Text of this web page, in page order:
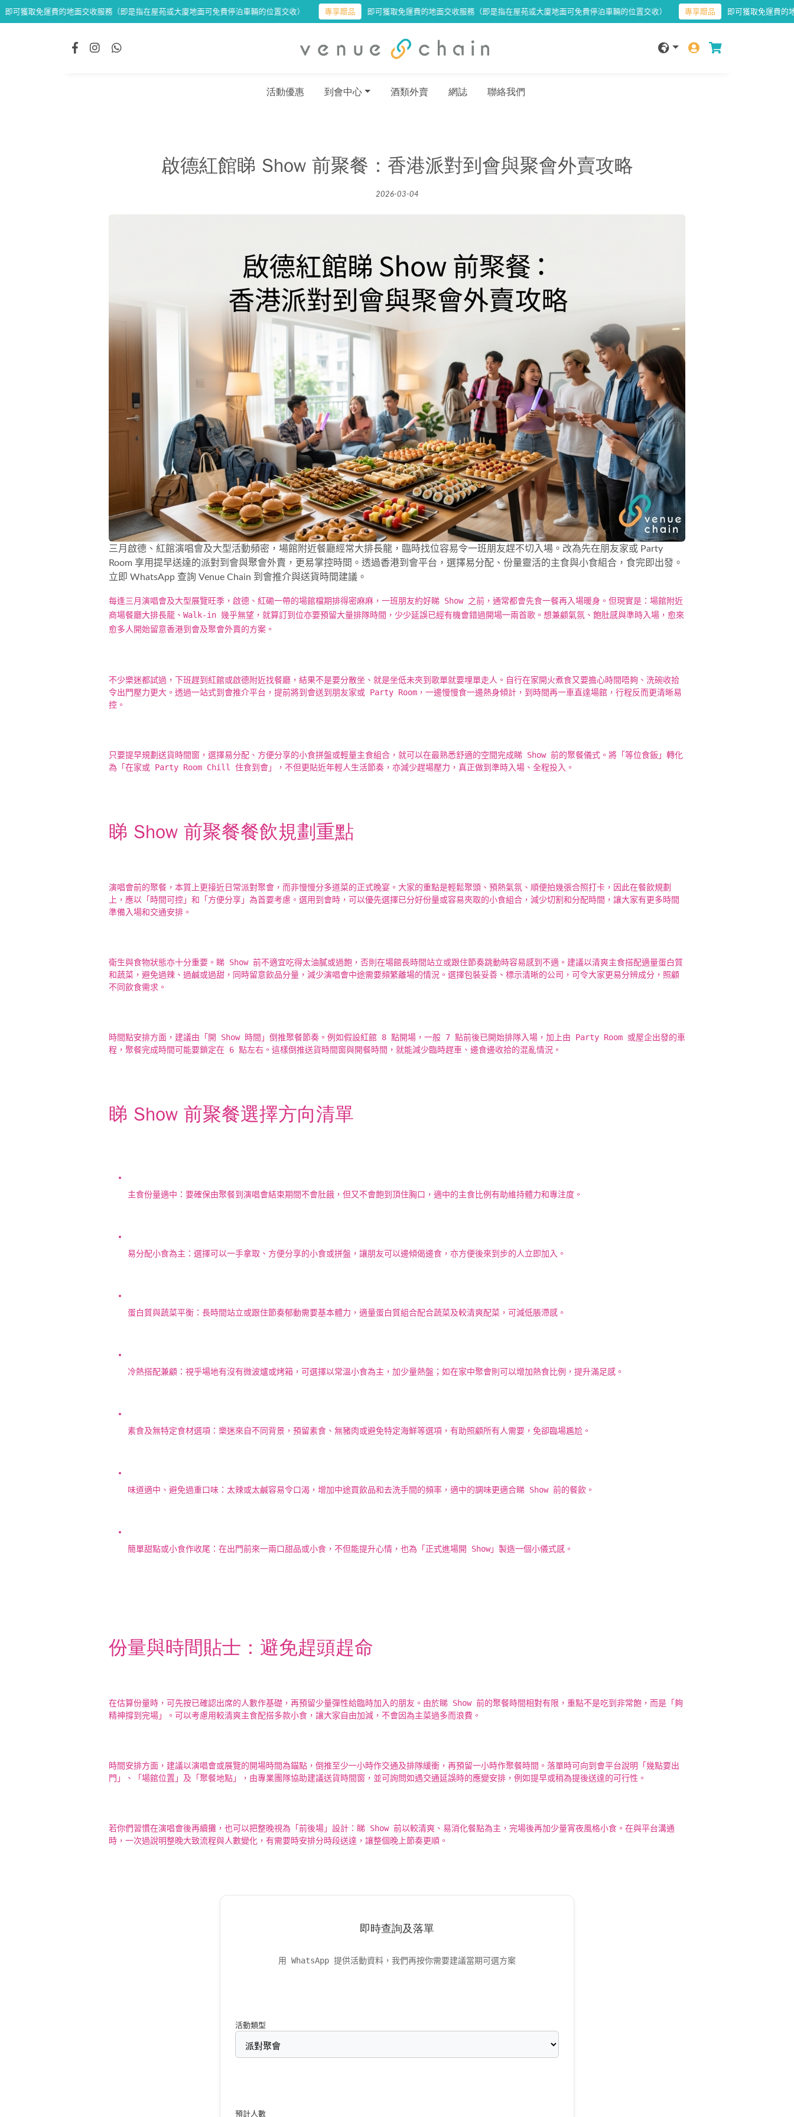
的地面交收服務（即是指在屋苑或大廈地面可免費停泊車輛的位置交收） 專享贈品 即可獲取免運費的地面交收服務（即是指在屋苑或大廈地面可免費停泊車輛的位置交收） 專享贈品 即可獲取免運費的地面交收服務
活動優惠 到會中心 酒類外賣 網誌 聯絡我們
啟德紅館睇 Show 前聚餐：香港派對到會與聚會外賣攻略
2026-03-04
三月啟德、紅館演唱會及大型活動頻密，場館附近餐廳經常大排長龍，臨時找位容易令一班朋友趕不切入場。改為先在朋友家或 Party
Room 享用提早送達的派對到會與聚會外賣，更易掌控時間。透過香港到會平台，選擇易分配、份量靈活的主食與小食組合，食完即出發。
立即 WhatsApp 查詢 Venue Chain 到會推介與送貨時間建議。
每逢三月演唱會及大型展覽旺季，啟德、紅磡一帶的場館檔期排得密麻麻，一班朋友約好睇 Show 之前，通常都會先食一餐再入場暖身。但現實是：場館附近
商場餐廳大排長龍、Walk-in 幾乎無望，就算訂到位亦要預留大量排隊時間，少少延誤已經有機會錯過開場一兩首歌。想兼顧氣氛、飽肚感與準時入場，愈來
愈多人開始留意香港到會及聚會外賣的方案。
不少樂迷都試過，下班趕到紅館或啟德附近找餐廳，結果不是要分散坐、就是坐低未夾到歌單就要埋單走人。自行在家開火煮食又要擔心時間唔夠、洗碗收拾
令出門壓力更大。透過一站式到會推介平台，提前將到會送到朋友家或 Party Room，一邊慢慢食一邊熱身傾計，到時間再一車直達場館，行程反而更清晰易
控。
只要提早規劃送貨時間窗，選擇易分配、方便分享的小食拼盤或輕量主食組合，就可以在最熟悉舒適的空間完成睇 Show 前的聚餐儀式。將「等位食飯」轉化
為「在家或 Party Room Chill 住食到會」，不但更貼近年輕人生活節奏，亦減少趕場壓力，真正做到準時入場、全程投入。
睇 Show 前聚餐餐飲規劃重點
演唱會前的聚餐，本質上更接近日常派對聚會，而非慢慢分多道菜的正式晚宴。大家的重點是輕鬆聚頭、預熱氣氛、順便拍幾張合照打卡，因此在餐飲規劃
上，應以「時間可控」和「方便分享」為首要考慮。選用到會時，可以優先選擇已分好份量或容易夾取的小食組合，減少切割和分配時間，讓大家有更多時間
準備入場和交通安排。
衛生與食物狀態亦十分重要。睇 Show 前不適宜吃得太油膩或過飽，否則在場館長時間站立或跟住節奏跳動時容易感到不適。建議以清爽主食搭配適量蛋白質
和蔬菜，避免過辣、過鹹或過甜，同時留意飲品分量，減少演唱會中途需要頻繁離場的情況。選擇包裝妥善、標示清晰的公司，可令大家更易分辨成分，照顧
不同飲食需求。
時間點安排方面，建議由「開 Show 時間」倒推聚餐節奏。例如假設紅館 8 點開場，一般 7 點前後已開始排隊入場，加上由 Party Room 或屋企出發的車
程，聚餐完成時間可能要鎖定在 6 點左右。這樣倒推送貨時間窗與開餐時間，就能減少臨時趕車、邊食邊收拾的混亂情況。
睇 Show 前聚餐選擇方向清單
主食份量適中：要確保由聚餐到演唱會結束期間不會肚餓，但又不會飽到頂住胸口，適中的主食比例有助維持體力和專注度。
易分配小食為主：選擇可以一手拿取、方便分享的小食或拼盤，讓朋友可以邊傾偈邊食，亦方便後來到步的人立即加入。
蛋白質與蔬菜平衡：長時間站立或跟住節奏郁動需要基本體力，適量蛋白質組合配合蔬菜及較清爽配菜，可減低脹滯感。
冷熱搭配兼顧：視乎場地有沒有微波爐或烤箱，可選擇以常溫小食為主，加少量熱盤；如在家中聚會則可以增加熱食比例，提升滿足感。
素食及無特定食材選項：樂迷來自不同背景，預留素食、無豬肉或避免特定海鮮等選項，有助照顧所有人需要，免卻臨場尷尬。
味道適中、避免過重口味：太辣或太鹹容易令口渴，增加中途買飲品和去洗手間的頻率，適中的調味更適合睇 Show 前的餐飲。
簡單甜點或小食作收尾：在出門前來一兩口甜品或小食，不但能提升心情，也為「正式進場開 Show」製造一個小儀式感。
份量與時間貼士：避免趕頭趕命
在估算份量時，可先按已確認出席的人數作基礎，再預留少量彈性給臨時加入的朋友。由於睇 Show 前的聚餐時間相對有限，重點不是吃到非常飽，而是「夠
精神撐到完場」。可以考慮用較清爽主食配搭多款小食，讓大家自由加減，不會因為主菜過多而浪費。
時間安排方面，建議以演唱會或展覽的開場時間為錨點，倒推至少一小時作交通及排隊緩衝，再預留一小時作聚餐時間。落單時可向到會平台說明「幾點要出
門」、「場館位置」及「聚餐地點」，由專業團隊協助建議送貨時間窗，並可詢問如遇交通延誤時的應變安排，例如提早或稍為提後送達的可行性。
若你們習慣在演唱會後再續攤，也可以把整晚視為「前後場」設計：睇 Show 前以較清爽、易消化餐點為主，完場後再加少量宵夜風格小食。在與平台溝通
時，一次過說明整晚大致流程與人數變化，有需要時安排分時段送達，讓整個晚上節奏更順。
即時查詢及落單
用 WhatsApp 提供活動資料，我們再按你需要建議當期可選方案
活動類型
預計人數